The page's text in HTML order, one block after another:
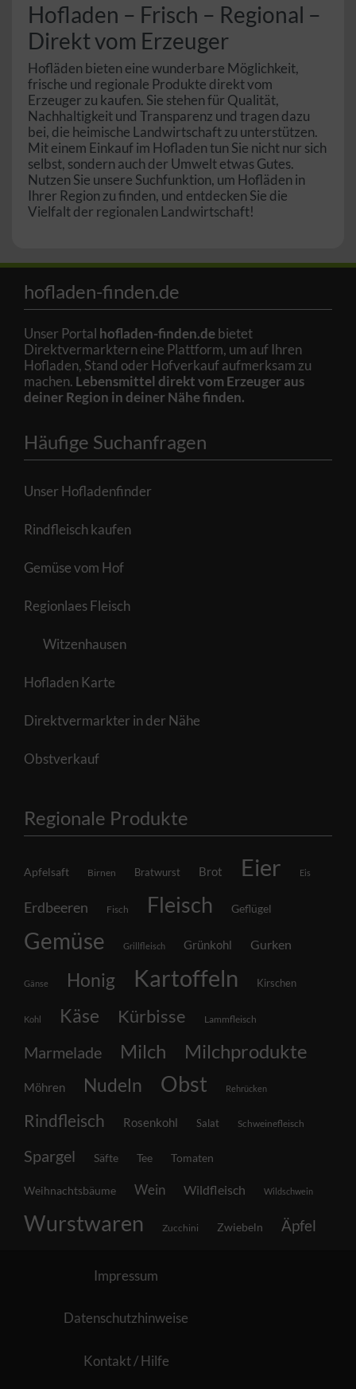
Hofladen – Frisch – Regional –
Direkt vom Erzeuger
Hofläden bieten eine wunderbare Möglichkeit,
frische und regionale Produkte direkt vom
Erzeuger zu kaufen. Sie stehen für Qualität,
Nachhaltigkeit und Transparenz und tragen dazu
bei, die heimische Landwirtschaft zu unterstützen.
Mit einem Einkauf im Hofladen tun Sie nicht nur sich
selbst, sondern auch der Umwelt etwas Gutes.
Nutzen Sie unsere Suchfunktion, um Hofläden in
Ihrer Region zu finden, und entdecken Sie die
Vielfalt der regionalen Landwirtschaft!
hofladen-finden.de
Unser Portal hofladen-finden.debietet
Direktvermarktern eine Plattform, um auf Ihren
Hofladen, Stand oder Hofverkauf aufmerksam zu
machen. Lebensmittel direkt vom Erzeuger aus
deiner Region in deiner Nähe finden.
Häufige Suchanfragen
Unser Hofladenfinder
Rindfleisch kaufen
Gemüse vom Hof
Regionlaes Fleisch
Witzenhausen
Hofladen Karte
Direktvermarkter in der Nähe
Obstverkauf
Regionale Produkte
Apfelsaft Birnen Bratwurst Brot Eier Eis
Erdbeeren Fisch Fleisch Geflügel
Gemüse Grillfleisch Grünkohl Gurken
Gänse Honig Kartoffeln Kirschen
Kohl Käse Kürbisse Lammfleisch
Marmelade Milch Milchprodukte
Möhren Nudeln Obst Rehrücken
Rindfleisch Rosenkohl Salat Schweinefleisch
Spargel Säfte Tee Tomaten
Weihnachtsbäume Wein Wildfleisch Wildschwein
Wurstwaren Zucchini Zwiebeln Äpfel
Impressum
Datenschutzhinweise
Kontakt / Hilfe